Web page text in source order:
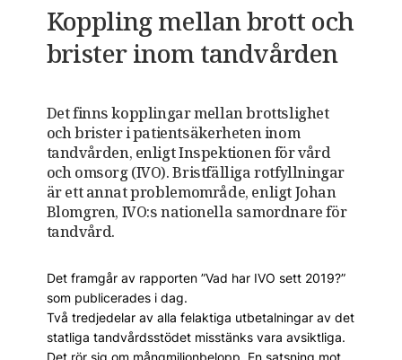
Koppling mellan brott och
brister inom tandvården
Det finns kopplingar mellan brottslighet
och brister i patientsäkerheten inom
tandvården, enligt Inspektionen för vård
och omsorg (IVO). Bristfälliga rotfyllningar
är ett annat problemområde, enligt Johan
Blomgren, IVO:s nationella samordnare för
tandvård.
Det framgår av rapporten ”Vad har IVO sett 2019?”
som publicerades i dag.
Två tredjedelar av alla felaktiga utbetalningar av det
statliga tandvårdsstödet misstänks vara avsiktliga.
Det rör sig om mångmiljonbelopp. En satsning mot